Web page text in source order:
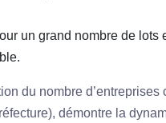
un grand nombre de lots
du nombre d’entreprises
démontre la